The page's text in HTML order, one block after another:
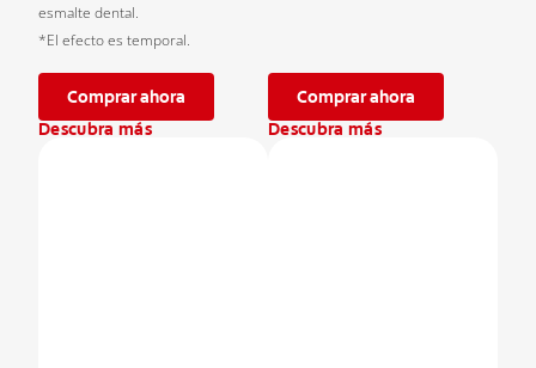
esmalte dental.
*El efecto es temporal.
Comprar ahora
Descubra más
Comprar ahora
Descubra más